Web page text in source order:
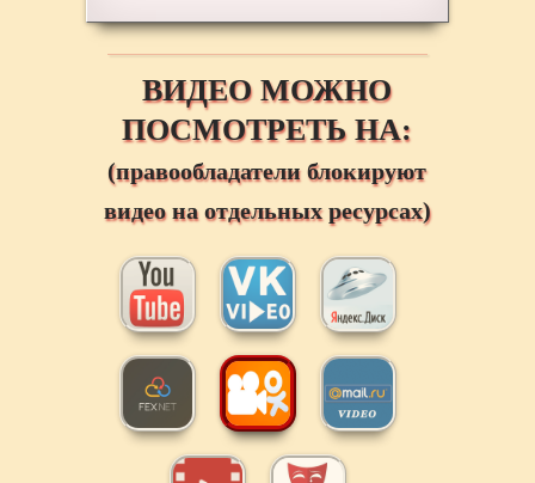
ВИДЕО МОЖНО
ПОСМОТРЕТЬ НА:
(правообладатели блокируют
видео на отдельных ресурсах)